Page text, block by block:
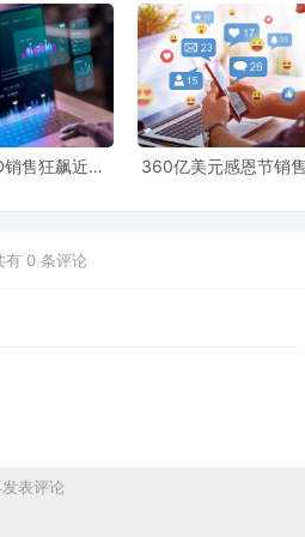
型升级中的核心作用。可以预见，未
互交融的大背景下，跨境电商POD模
车半导体相关企业，都应敏锐捕捉市
销售狂飙近5
360亿美元感恩节销
有 0 条评论